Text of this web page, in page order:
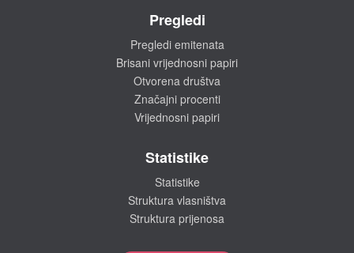
Pregledi
Pregledi emitenata
Brisani vrijednosni papiri
Otvorena društva
Značajni procenti
Vrijednosni papiri
Statistike
Statistike
Struktura vlasništva
Struktura prijenosa